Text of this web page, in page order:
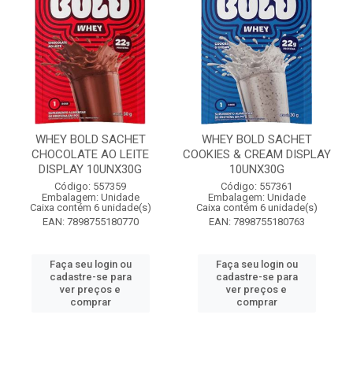
WHEY BOLD SACHET
CHOCOLATE AO LEITE
DISPLAY 10UNX30G
Código: 557359
Embalagem: Unidade
Caixa contém 6 unidade(s)
EAN: 7898755180770
Faça seu login ou
cadastre-se para
ver preços e
comprar
WHEY BOLD SACHET
COOKIES & CREAM DISPLAY
10UNX30G
Código: 557361
Embalagem: Unidade
Caixa contém 6 unidade(s)
EAN: 7898755180763
Faça seu login ou
cadastre-se para
ver preços e
comprar